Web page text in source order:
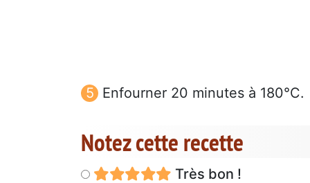
Enfourner 20 minutes à 180°C.
Notez cette recette
Très bon !